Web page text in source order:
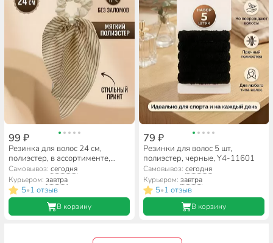
99 ₽
Резинка для волос 24 см,
полиэстер, в ассортименте,
полосатая, Y4-11609
Самовывоз:сегодня
Курьером:завтра
5•1 отзыв
В корзину
79 ₽
Резинки для волос 5 шт,
полиэстер, черные, Y4-11601
Самовывоз: сегодня
Курьером: завтра
5•1 отзыв
В корзину